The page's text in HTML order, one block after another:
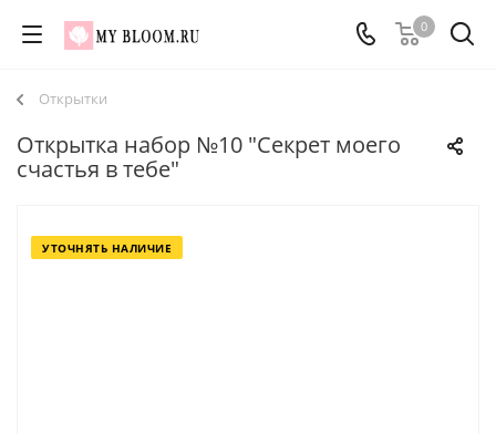
0
Открытки
Открытка набор №10 "Секрет моего
счастья в тебе"
УТОЧНЯТЬ НАЛИЧИЕ